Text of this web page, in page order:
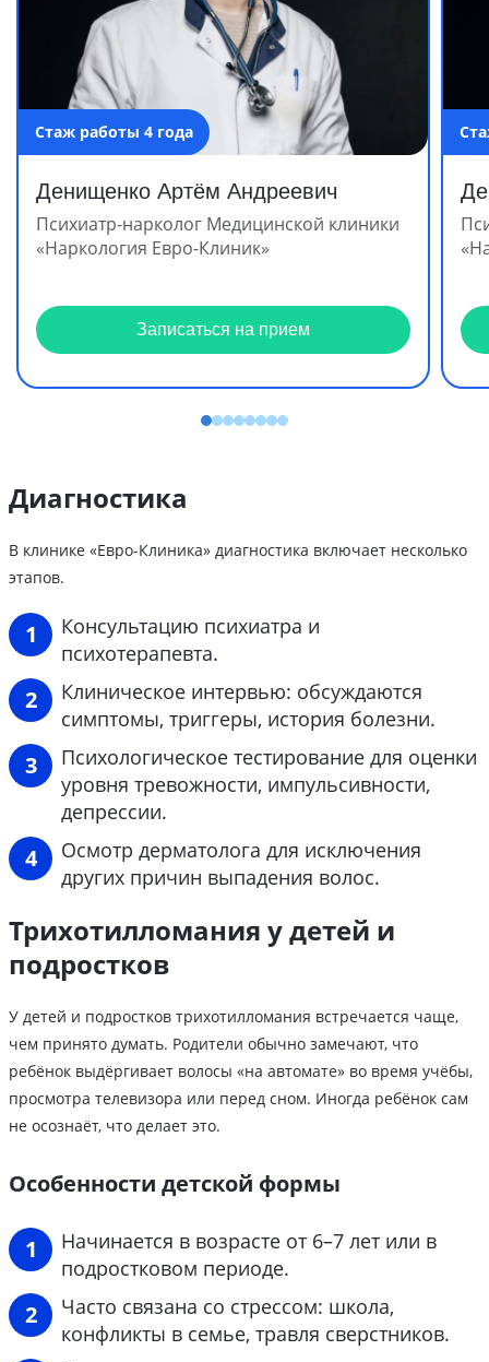
Стаж работы 4 года
Денищенко Артём Андреевич
Психиатр-нарколог Медицинской клиники
«Наркология Евро-Клиник»
Записаться на прием
Диагностика
В клинике «Евро-Клиника» диагностика включает несколько
этапов.
Консультацию психиатра и
психотерапевта.
Клиническое интервью: обсуждаются
симптомы, триггеры, история болезни.
Психологическое тестирование для оценки
уровня тревожности, импульсивности,
депрессии.
Осмотр дерматолога для исключения
других причин выпадения волос.
Трихотилломания у детей и
подростков
У детей и подростков трихотилломания встречается чаще,
чем принято думать. Родители обычно замечают, что
ребёнок выдёргивает волосы «на автомате» во время учёбы,
просмотра телевизора или перед сном. Иногда ребёнок сам
не осознаёт, что делает это.
Особенности детской формы
Начинается в возрасте от 6–7 лет или в
подростковом периоде.
Часто связана со стрессом: школа,
конфликты в семье, травля сверстников.